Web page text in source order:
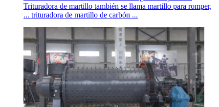
Trituradora de martillo también se llama martillo para romper,
... trituradora de martillo de carbón ...